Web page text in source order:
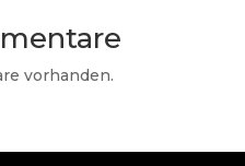
vorhanden.